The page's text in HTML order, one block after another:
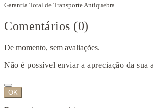
Garantia Total de Transporte Antiquebra
Comentários (0)
De momento, sem avaliações.
Não é possível enviar a apreciação da sua
OK